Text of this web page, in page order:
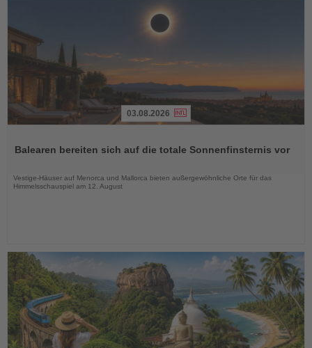
die
03.08.2026
Balearen bereiten sich auf die totale Sonnenfinsternis vor
Vestige-Häuser auf Menorca und Mallorca bieten außergewöhnliche Orte für das
Himmelsschauspiel am 12. August